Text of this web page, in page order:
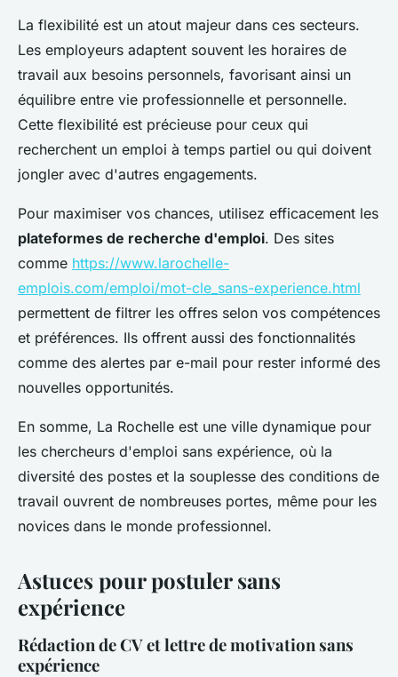
La flexibilité est un atout majeur dans ces secteurs.
Les employeurs adaptent souvent les horaires de
travail aux besoins personnels, favorisant ainsi un
équilibre entre vie professionnelle et personnelle.
Cette flexibilité est précieuse pour ceux qui
recherchent un emploi à temps partiel ou qui doivent
jongler avec d'autres engagements.
Pour maximiser vos chances, utilisez efficacement les
plateformes de recherche d'emploi. Des sites
comme https://www.larochelle-
emplois.com/emploi/mot-cle_sans-experience.html
permettent de filtrer les offres selon vos compétences
et préférences. Ils offrent aussi des fonctionnalités
comme des alertes par e-mail pour rester informé des
nouvelles opportunités.
En somme, La Rochelle est une ville dynamique pour
les chercheurs d'emploi sans expérience, où la
diversité des postes et la souplesse des conditions de
travail ouvrent de nombreuses portes, même pour les
novices dans le monde professionnel.
Astuces pour postuler sans
expérience
Rédaction de CV et lettre de motivation sans
expérience